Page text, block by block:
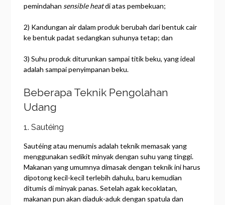
pemindahan sensible heatdi atas pembekuan;
2) Kandungan air dalam produk berubah dari bentuk cair
ke bentuk padat sedangkan suhunya tetap; dan
3) Suhu produk diturunkan sampai titik beku, yang ideal
adalah sampai penyimpanan beku.
Beberapa Teknik Pengolahan
Udang
1. Sautéing
Sautéing atau menumis adalah teknik memasak yang
menggunakan sedikit minyak dengan suhu yang tinggi.
Makanan yang umumnya dimasak dengan teknik ini harus
dipotong kecil-kecil terlebih dahulu, baru kemudian
ditumis di minyak panas. Setelah agak kecoklatan,
makanan pun akan diaduk-aduk dengan spatula dan